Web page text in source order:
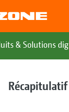
& Solutions